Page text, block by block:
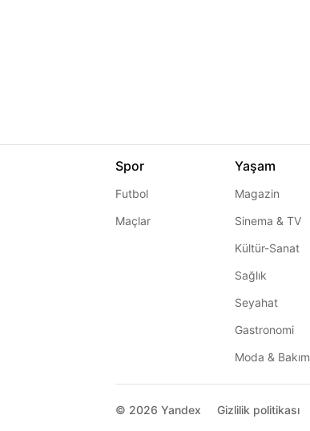
Spor
Futbol
Maçlar
Yaşam
Magazin
Sinema & TV
Kültür-Sanat
Sağlık
Seyahat
Gastronomi
Moda & Bakım
© 2026 Yandex Gizlilik politikası